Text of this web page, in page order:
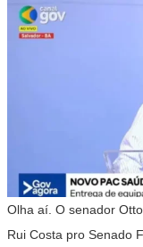
Olha aí. O senador
Rui Costa pro Senado